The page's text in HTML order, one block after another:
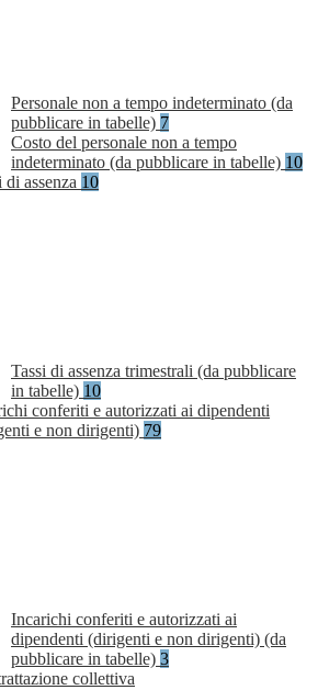
Personale non a tempo indeterminato (da
pubblicare in tabelle) 7
Costo del personale non a tempo
indeterminato (da pubblicare in tabelle) 10
di assenza 10
Tassi di assenza trimestrali (da pubblicare
in tabelle) 10
conferiti e autorizzati ai dipendenti
e non dirigenti) 79
Incarichi conferiti e autorizzati ai
dipendenti (dirigenti e non dirigenti) (da
pubblicare in tabelle) 3
collettiva